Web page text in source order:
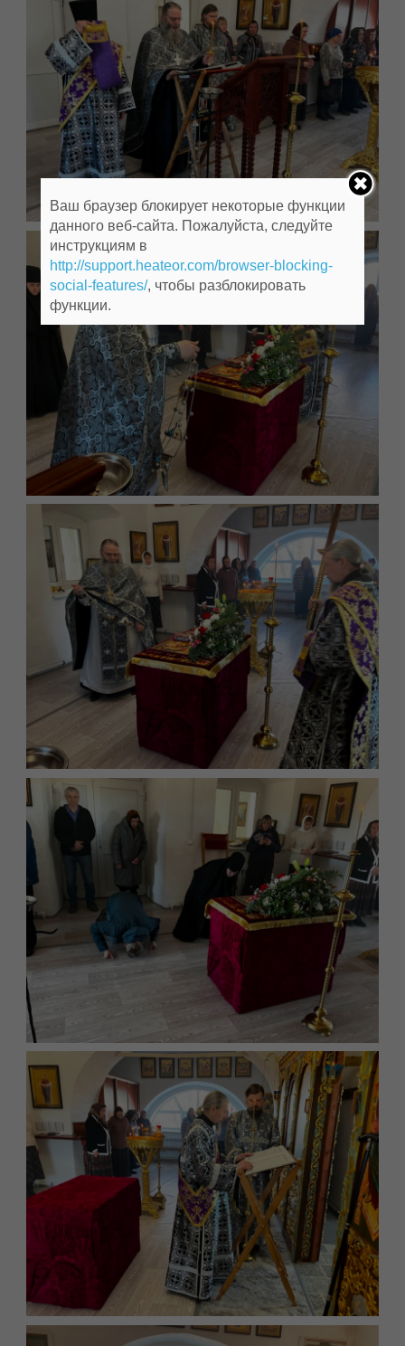
Ваш браузер блокирует некоторые функции
данного веб-сайта. Пожалуйста, следуйте
инструкциям в
http://support.heateor.com/browser-blocking-
social-features/, чтобы разблокировать
функции.